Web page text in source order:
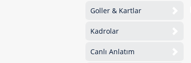
Goller & Kartlar
Kadrolar
Canlı Anlatım